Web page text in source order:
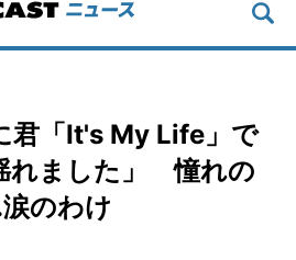
君「It's My Life」で
れました」 憧れの
のわけ